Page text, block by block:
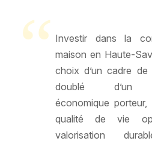
Investir dans la
maison en Haute-
choix d’un cadre
doublé d’un
économique porteur,
qualité de vie
valorisation